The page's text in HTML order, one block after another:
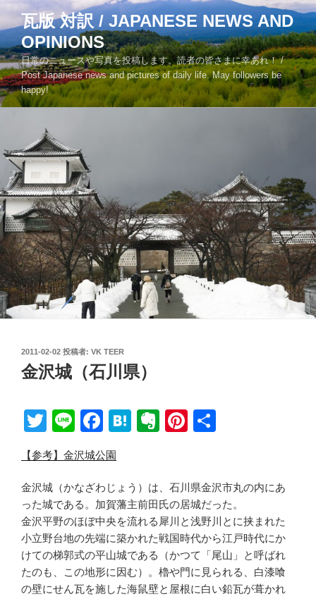
ン
ン
ツ
へ
ス
プ
瓦版 対訳 / JAPANESE NEWS AND
OPINIONS
日常のニュースや写真を投稿します。読者の皆さまに幸あれ！ /
Post Japanese news and pictures of daily life. May followers be
happy!
投
稿
日:
2011-02-02 投稿者: VK TEER
金沢城（石川県）
T
wi
tt
er
Li
e
F
c
e
b
o
o
k
H
n
a
E
n
ot
e
Pi
e
st
【参考】金沢城公園
金沢城（かなざわじょう）は、石川県金沢市丸の内にあ
った城である。加賀藩主前田氏の居城だった。
金沢平野のほぼ中央を流れる犀川と浅野川とに挟まれた
小立野台地の先端に築かれた戦国時代から江戸時代にか
けての梯郭式の平山城である（かつて「尾山」と呼ばれ
たのも、この地形に因む）。櫓や門に見られる、白漆喰
の壁にせん瓦を施した海鼠壁と屋根に白い鉛瓦が葺かれ